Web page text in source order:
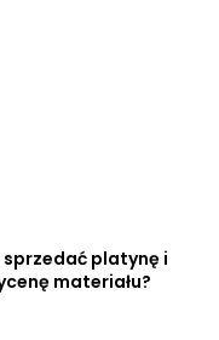
platynę i
materiału?